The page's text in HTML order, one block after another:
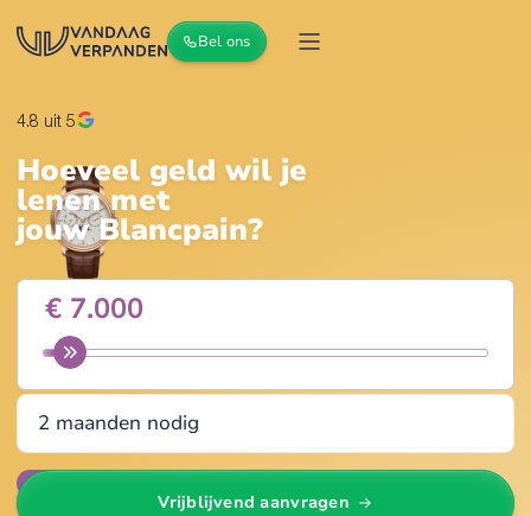
Bel ons
4.8 uit 5
Hoeveel geld wil je
lenen met
jouw Blancpain?
Wijzig
Vrijblijvend aanvragen